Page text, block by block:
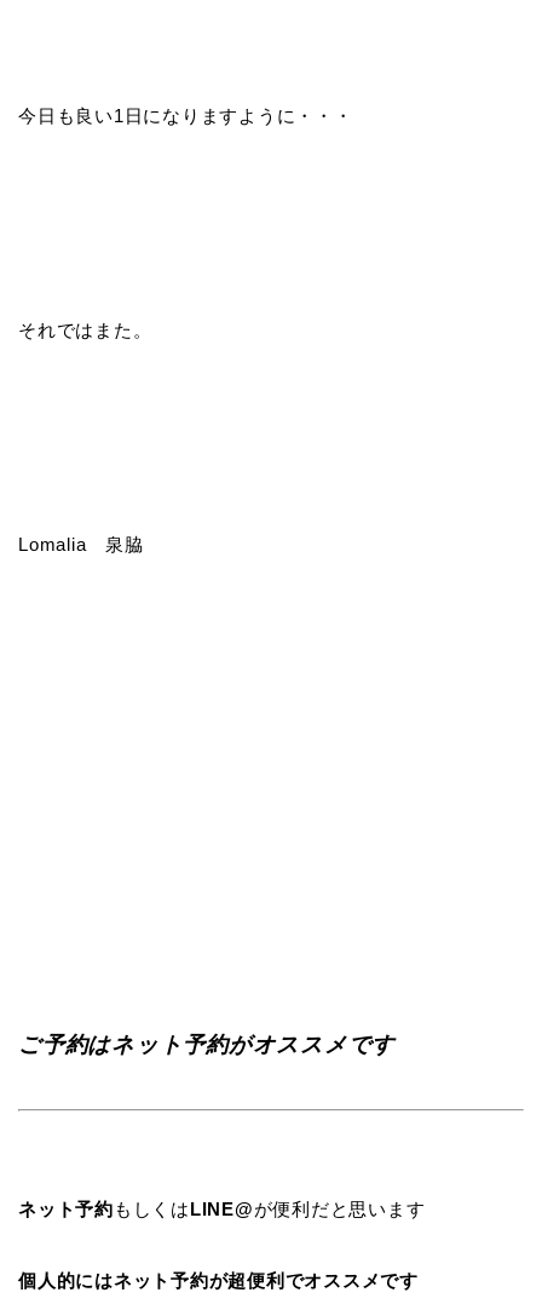
今日も良い1日になりますように・・・
それではまた。
Lomalia 泉脇
ご予約はネット予約がオススメです
ネット予約もしくはLINE@が便利だと思います
個人的にはネット予約が超便利でオススメです